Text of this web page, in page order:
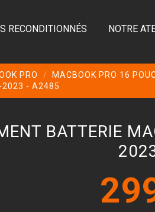
RECONDITIONNÉS NOTRE
PRO MACBOOK PRO 16
2023 - A2485
BATTERIE